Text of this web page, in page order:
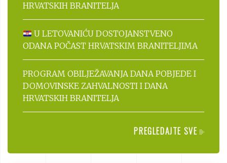
HRVATSKIH BRANITELJA
U LETOVANIĆU DOSTOJANSTVENO
ODANA POČAST HRVATSKIM BRANITELJIMA
PROGRAM OBILJEŽAVANJA DANA POBJEDE I
DOMOVINSKE ZAHVALNOSTI I DANA
HRVATSKIH BRANITELJA
PREGLEDAJTE SVE